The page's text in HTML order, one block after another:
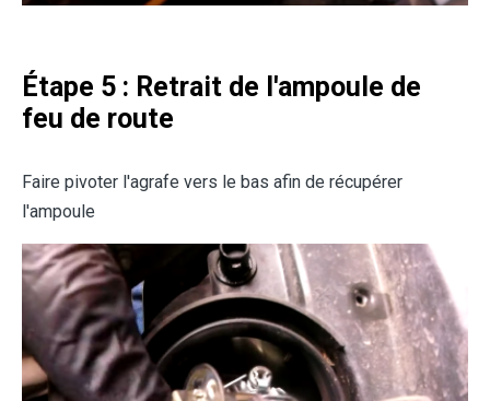
Étape 5 : Retrait de l'ampoule de
feu de route
Faire pivoter l'agrafe vers le bas afin de récupérer
l'ampoule